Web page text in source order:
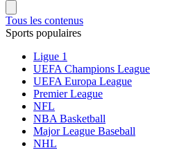
Tous les contenus
Sports populaires
Ligue 1
UEFA Champions League
UEFA Europa League
Premier League
NFL
NBA Basketball
Major League Baseball
NHL